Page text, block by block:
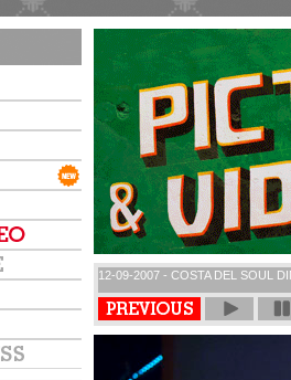
12-09-2007 - COSTA DEL SOUL